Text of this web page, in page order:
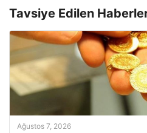
Tavsiye Edilen
Ağustos 7, 2026